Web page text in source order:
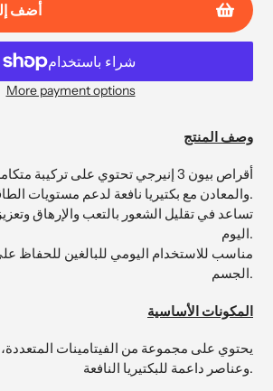
أضف
More payment options
وصف المنتج
والمعادن مع بكتيريا نافعة لدعم مستويات الطاقة والنشاط اليومي.
اليوم.
الجسم.
المكونات الأساسية
يحتوي على مجموعة من الفيتامينات
وعناصر داعمة للبكتيريا النافعة.